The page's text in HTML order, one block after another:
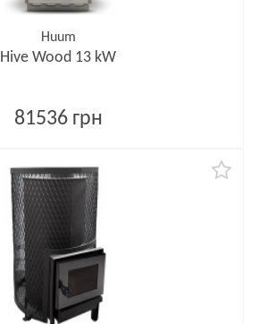
Huum
Hive Wood 13 kW
81536 грн